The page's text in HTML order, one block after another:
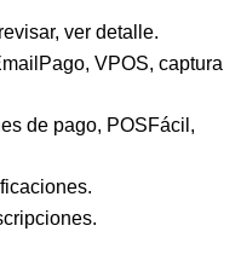
ver detalle.
VPOS, captura
de pago, POSFácil,